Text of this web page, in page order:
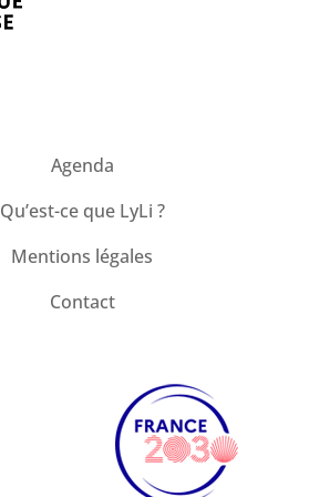
Agenda
Qu’est-ce que LyLi ?
Mentions légales
Contact